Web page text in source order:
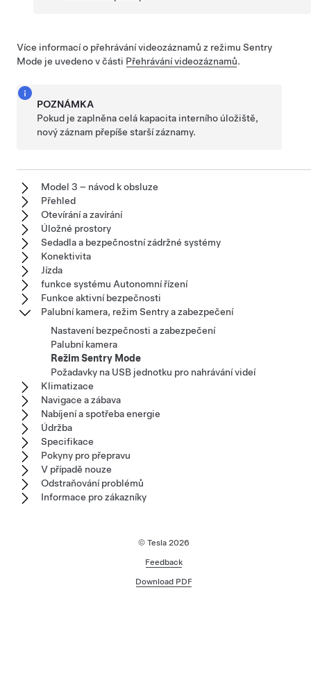
Více informací o přehrávání videozáznamů z režimu Sentry
Mode je uvedeno v části Přehrávání videozáznamů.
POZNÁMKA
Pokud je zaplněna celá kapacita interního úložiště,
nový záznam přepíše starší záznamy.
Model 3 – návod k obsluze
Přehled
Otevírání a zavírání
Úložné prostory
Sedadla a bezpečnostní zádržné systémy
Konektivita
Jízda
funkce systému Autonomní řízení
Funkce aktivní bezpečnosti
Palubní kamera, režim Sentry a zabezpečení
Nastavení bezpečnosti a zabezpečení
Palubní kamera
Režim Sentry Mode
Požadavky na USB jednotku pro nahrávání videí
Klimatizace
Navigace a zábava
Nabíjení a spotřeba energie
Údržba
Specifikace
Pokyny pro přepravu
V případě nouze
Odstraňování problémů
Informace pro zákazníky
© Tesla 2026
Feedback
Download PDF